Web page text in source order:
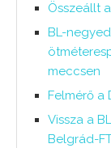
Összeállt
BL-
meccsen
Felmérő a
Vissza a
Belgrád-